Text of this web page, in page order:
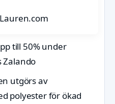
till 50% under
Zalando
utgörs av
polyester för ökad